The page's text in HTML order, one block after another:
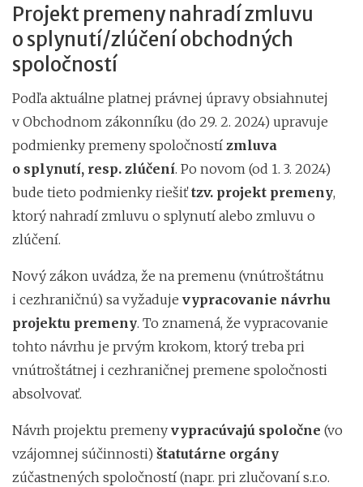
Projekt premeny nahradí zmluvu
o splynutí/zlúčení obchodných
spoločností
Podľa aktuálne platnej právnej úpravy obsiahnutej
v Obchodnom zákonníku (do 29. 2. 2024) upravuje
podmienky premeny spoločností zmluva
o splynutí, resp. zlúčení. Po novom (od 1. 3. 2024)
bude tieto podmienky riešiťtzv. projekt premeny,
ktorý nahradí zmluvu o splynutí alebo zmluvu o
zlúčení.
Nový zákon uvádza, že na premenu (vnútroštátnu
i cezhraničnú) sa vyžaduje vypracovanie návrhu
projektu premeny. To znamená, že vypracovanie
tohto návrhu je prvým krokom, ktorý treba pri
vnútroštátnej i cezhraničnej premene spoločnosti
absolvovať.
Návrh projektu premeny vypracúvajú spoločne (vo
vzájomnej súčinnosti) štatutárne orgány
zúčastnených spoločností (napr. pri zlučovaní s.r.o.